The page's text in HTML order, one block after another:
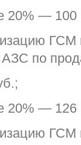
20% — 100
по
20% — 126